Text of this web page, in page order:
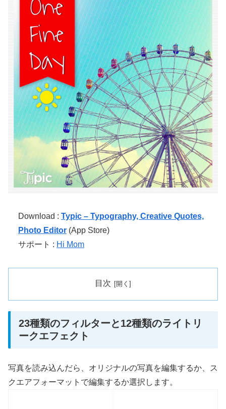
Download : Typic – Typography, Creative Quotes,
Photo Editor (App Store)
サポート : Hi Mom
目次
23種類のフィルターと12種類のライトリ
ークエフェクト
写真を読み込んだら、オリジナルの写真を編集するか、ス
クエアフォーマットで編集するか選択します。